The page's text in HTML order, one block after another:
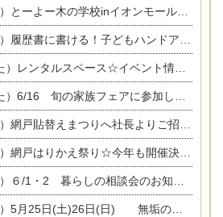
ーよー木の学校inイオンモール木曽川
歴書に書ける！子どもハンドアロマ講座☆
ルスペース☆イベント情報☆チャイルドアロマセラピスト
6/16 旬の家族フェアに参加します☆
戸貼替えまつりへ社長よりご招待です♪
網戸はりかえ祭り☆今年も開催決定！
６/1・2 暮らしの相談会のお知らせ
日(土)26日(日) 無垢の木の家体感見学会開催☆